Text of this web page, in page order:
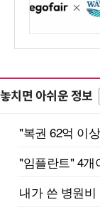
놓치면 아쉬운 정보